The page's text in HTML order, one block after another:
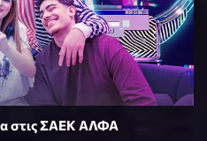
στις ΣΑΕΚ ΑΛΦΑ